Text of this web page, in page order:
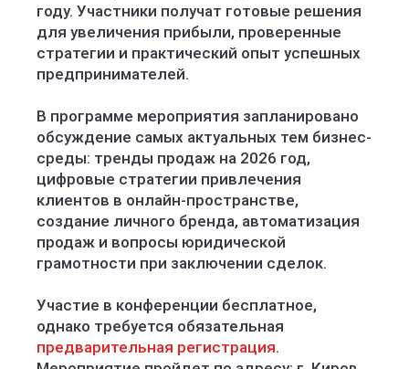
году. Участники получат готовые решения
для увеличения прибыли, проверенные
стратегии и практический опыт успешных
предпринимателей.
В программе мероприятия запланировано
обсуждение самых актуальных тем бизнес-
среды: тренды продаж на 2026 год,
цифровые стратегии привлечения
клиентов в онлайн-пространстве,
создание личного бренда, автоматизация
продаж и вопросы юридической
грамотности при заключении сделок.
Участие в конференции бесплатное,
однако требуется обязательная
предварительная регистрация.